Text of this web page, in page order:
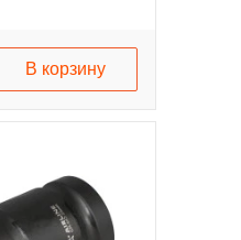
В корзину